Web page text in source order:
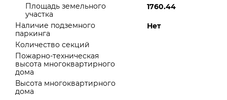
Площадь земельного
участка
1760.44
Наличие подземного
паркинга
Нет
Количество секций
Пожарно-техническая
высота многоквартирного
дома
Высота многоквартирного
дома